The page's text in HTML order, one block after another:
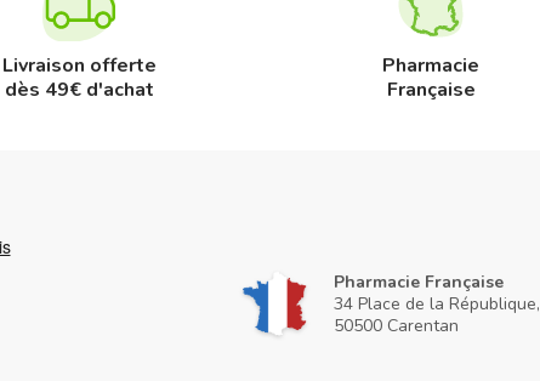
Livraison offerte
dès 49€ d'achat
Pharmacie
Française
Pharmacie Française
34 Place de la République,
50500 Carentan